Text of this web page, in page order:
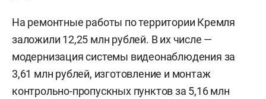
На ремонтные работы по территории Кремля
заложили 12,25 млн рублей. В их числе —
модернизация системы видеонаблюдения за
3,61 млн рублей, изготовление и монтаж
контрольно-пропускных пунктов за 5,16 млн